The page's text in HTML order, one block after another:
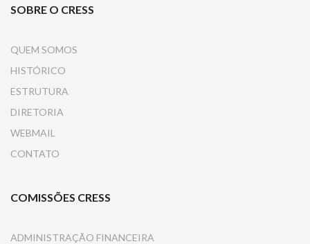
SOBRE O CRESS
QUEM SOMOS
HISTÓRICO
ESTRUTURA
DIRETORIA
WEBMAIL
CONTATO
COMISSÕES CRESS
ADMINISTRAÇÃO FINANCEIRA